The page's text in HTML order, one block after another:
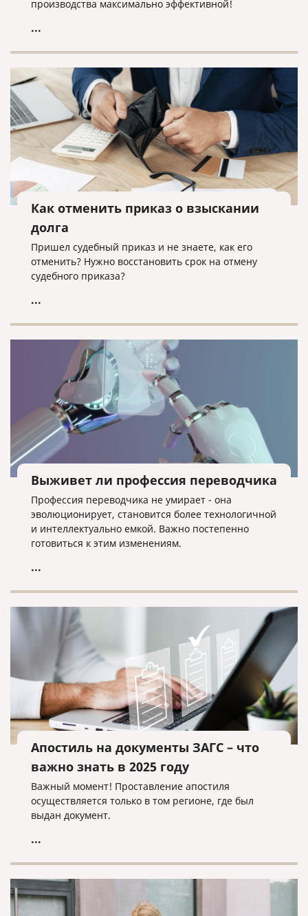
производства максимально эффективной!
...
Как отменить приказ о взыскании
долга
Пришел судебный приказ и не знаете, как его
отменить? Нужно восстановить срок на отмену
судебного приказа?
...
Выживет ли профессия переводчика
Профессия переводчика не умирает - она
эволюционирует, становится более технологичной
и интеллектуально емкой. Важно постепенно
готовиться к этим изменениям.
...
Апостиль на документы ЗАГС – что
важно знать в 2025 году
Важный момент! Проставление апостиля
осуществляется только в том регионе, где был
выдан документ.
...